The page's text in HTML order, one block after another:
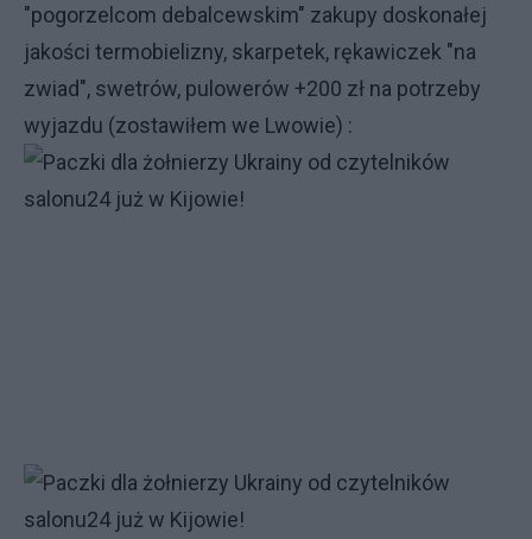
"pogorzelcom debalcewskim" zakupy doskonałej
jakości termobielizny, skarpetek, rękawiczek "na
zwiad", swetrów, pulowerów +200 zł na potrzeby
wyjazdu (zostawiłem we Lwowie) :